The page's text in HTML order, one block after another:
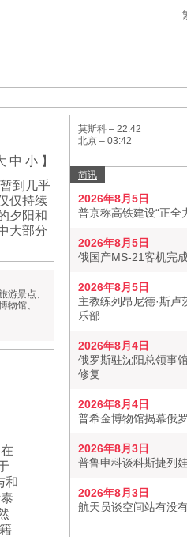
中 小 】
到几乎
仅持续
夕阳和
大部分
游景点、
物馆、
和
莫斯科 – 22:42
北京 – 03:42
简讯
2026年8月5日
普京称高铁建设“正全
2026年8月5日
俄国产MS-21客机完
2026年8月5日
主教练列昂尼德·斯
乐部
2026年8月4日
俄罗斯驻沈阳总领事
修复
2026年8月4日
普希金博物馆揭幕俄
2026年8月3日
普鲁申科谈科斯捷列
2026年8月3日
航天员谈空间站有没